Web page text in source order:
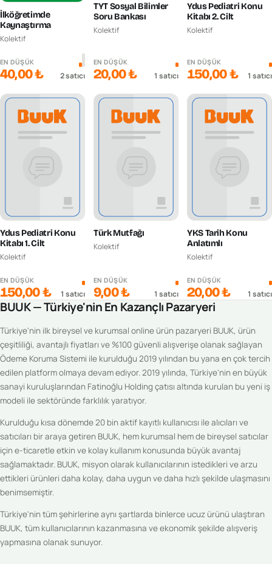
İlköğretimde
Kaynaştırma
Kolektif
EN DÜŞÜK
40,00 ₺ 2satıcı
TYT Sosyal Bilimler
Soru Bankası
Kolektif
EN DÜŞÜK
20,00 ₺ 1 satıcı
Ydus Pediatri Konu
Kitabı 2. Cilt
Kolektif
EN DÜŞÜK
150,00 ₺ 1 satıcı
Ydus Pediatri Konu
Kitabı 1. Cilt
Kolektif
EN DÜŞÜK
150,00 ₺ 1 satıcı
Türk Mutfağı
Kolektif
EN DÜŞÜK
9,00 ₺ 1 satıcı
YKS Tarih Konu
Anlatımlı
Kolektif
EN DÜŞÜK
20,00 ₺ 1 satıcı
BUUK — Türkiye'nin En Kazançlı Pazaryeri
Türkiye'nin ilk bireysel ve kurumsal online ürün pazaryeri BUUK, ürün
çeşitliliği, avantajlı fiyatları ve %100 güvenli alışverişe olanak sağlayan
Ödeme Koruma Sistemi ile kurulduğu 2019 yılından bu yana en çok tercih
edilen platform olmaya devam ediyor. 2019 yılında, Türkiye'nin en büyük
sanayi kuruluşlarından Fatinoğlu Holding çatısı altında kurulan bu yeni iş
modeli ile sektöründe farklılık yaratıyor.
Kurulduğu kısa dönemde 20 bin aktif kayıtlı kullanıcısı ile alıcıları ve
satıcıları bir araya getiren BUUK, hem kurumsal hem de bireysel satıcılar
için e-ticaretle etkin ve kolay kullanım konusunda büyük avantaj
sağlamaktadır. BUUK, misyon olarak kullanıcılarının istedikleri ve arzu
ettikleri ürünleri daha kolay, daha uygun ve daha hızlı şekilde ulaşmasını
benimsemiştir.
Türkiye'nin tüm şehirlerine aynı şartlarda binlerce ucuz ürünü ulaştıran
BUUK, tüm kullanıcılarının kazanmasına ve ekonomik şekilde alışveriş
yapmasına olanak sunuyor.